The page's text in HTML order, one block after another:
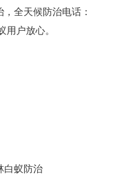
全天候防治电话：
户放心。
白蚁防治